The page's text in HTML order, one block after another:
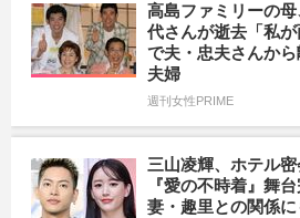
高島ファミリーの
代さんが逝去「私
で夫・忠夫さんか
夫婦
週刊女性PRIME
三山凌輝、ホテル
『愛の不時着』舞
妻・趣里との関係